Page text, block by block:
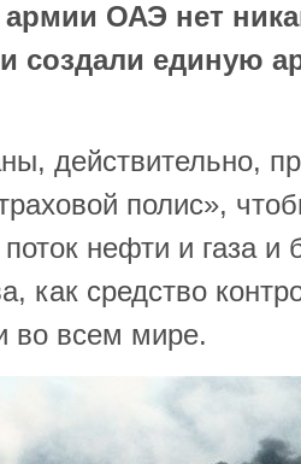
ОАЭ нет
создали единую
действительно,
полис»,
нефти и газа и
как средство
во всем мире.